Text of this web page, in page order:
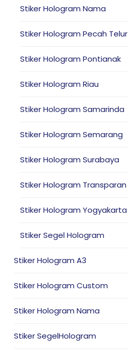
Stiker Hologram Nama
Stiker Hologram Pecah Telur
Stiker Hologram Pontianak
Stiker Hologram Riau
Stiker Hologram Samarinda
Stiker Hologram Semarang
Stiker Hologram Surabaya
Stiker Hologram Transparan
Stiker Hologram Yogyakarta
Stiker Segel Hologram
Stiker Hologram A3
Stiker Hologram Custom
Stiker Hologram Nama
Stiker SegelHologram